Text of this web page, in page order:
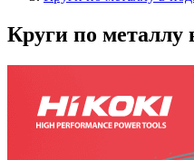
Круги по